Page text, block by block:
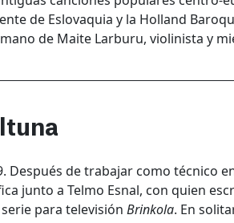
de Eslovaquia y la Holland
mano de Maite Larburu, violinista y
Después de trabajar como técnico
junto a Telmo Esnal, con quien
para televisión Brinkola. En